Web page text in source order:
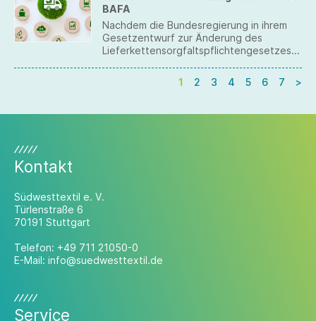
die Plattformen zur Haftung zu
verpflichten. Gefordert werden u. a. die
Abschaffung der Zollfreigrenze, die
Einführung einer Handling Fee, die
Sitzes für Bevollmächtigte und strengere
Kontrollen durch den Zoll.
BAFA
Nachdem die Bundesregierung in ihrem
Gesetzentwurf zur Änderung des
Lieferkettensorgfaltspflichtengesetzes
Berichtspflichten rückwirkend abschaffen
zu wollen, hat das BAFA nun mit einem
1 2 3 4 5 6 7 >
Kontakt
Südwesttextil e. V.
Türlenstraße 6
70191 Stuttgart
Telefon: +49 711 21050-0
E-Mail: info@suedwesttextil.de
Service